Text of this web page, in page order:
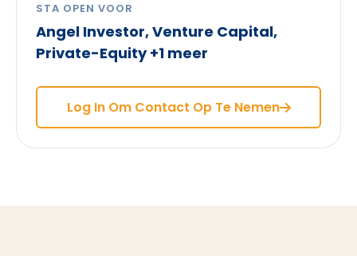
STA OPEN VOOR
Angel Investor, Venture Capital,
Private-Equity +1 meer
Log In Om Contact Op Te Nemen